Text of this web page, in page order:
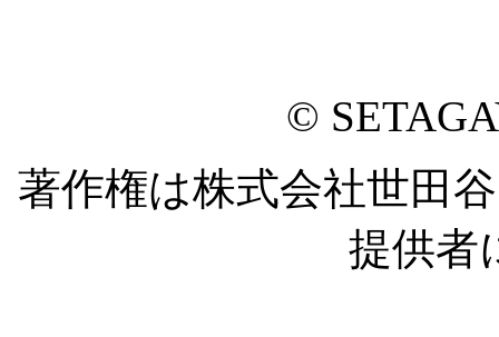
©
著作権は株式会社世田
提供者